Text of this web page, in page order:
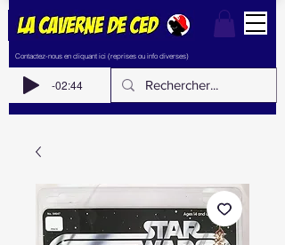
Contactez-nous en cliquant ici (reprises ou info diverses)
-02:44